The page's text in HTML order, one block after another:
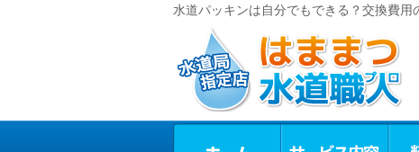
水道パッキンは自分でもできる？交換費